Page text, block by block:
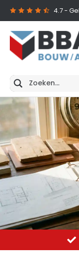
4.7-
Al